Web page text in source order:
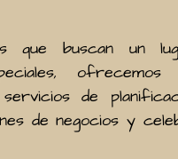
que buscan un
ofrecemos
de
de negocios y